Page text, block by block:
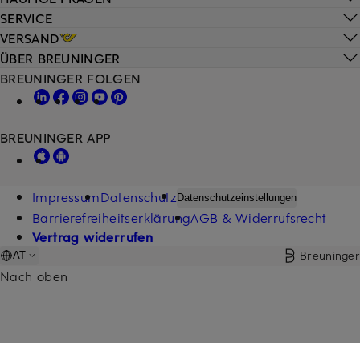
SERVICE
VERSAND
ÜBER BREUNINGER
BREUNINGER FOLGEN
BREUNINGER APP
ImpressumDatenschutz Datenschutzeinstellungen
BarrierefreiheitserklärungAGB & Widerrufsrecht
Vertrag widerrufen
AT Breuninger
Nach oben